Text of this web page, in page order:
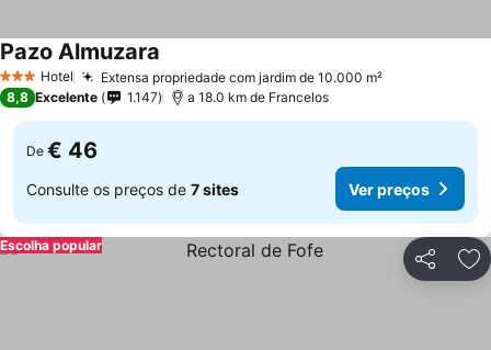
3 EstrelasHotel Extensa propriedade com jardim de 10.000 m²
Pazo Almuzara
8,8 Excelente 1.147 a 18.0 km de Francelos
De € 46
Consulte os preços de 7 sites Ver preços
Partilhar
Escolha popular